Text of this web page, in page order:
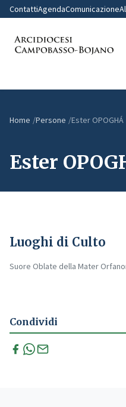
ContattiAgendaComunicazione
Home Persone Ester OPOGHÁ
Ester
Luoghi di Culto
Suore Oblate della Mater
Condividi